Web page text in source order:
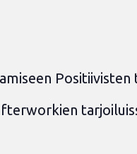
Positiivisten